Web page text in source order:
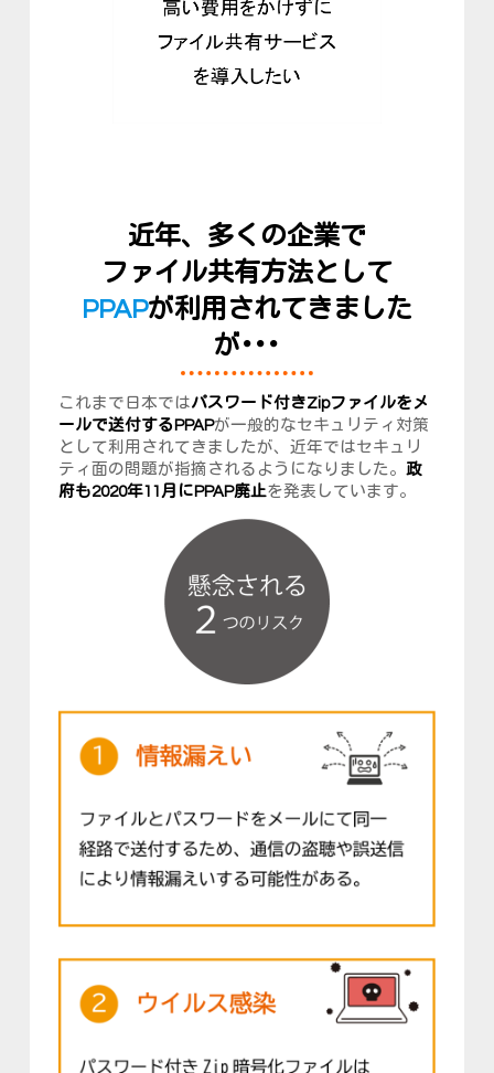
近年、多くの企業で
ファイル共有方法として
PPAPが利用されてきました
が･･･
これまで日本ではパスワード付きZipファイルをメ
ールで送付するPPAPが一般的なセキュリティ対策
として利用されてきましたが、近年ではセキュリ
ティ面の問題が指摘されるようになりました。 政
府も2020年11月にPPAP廃止を発表しています。